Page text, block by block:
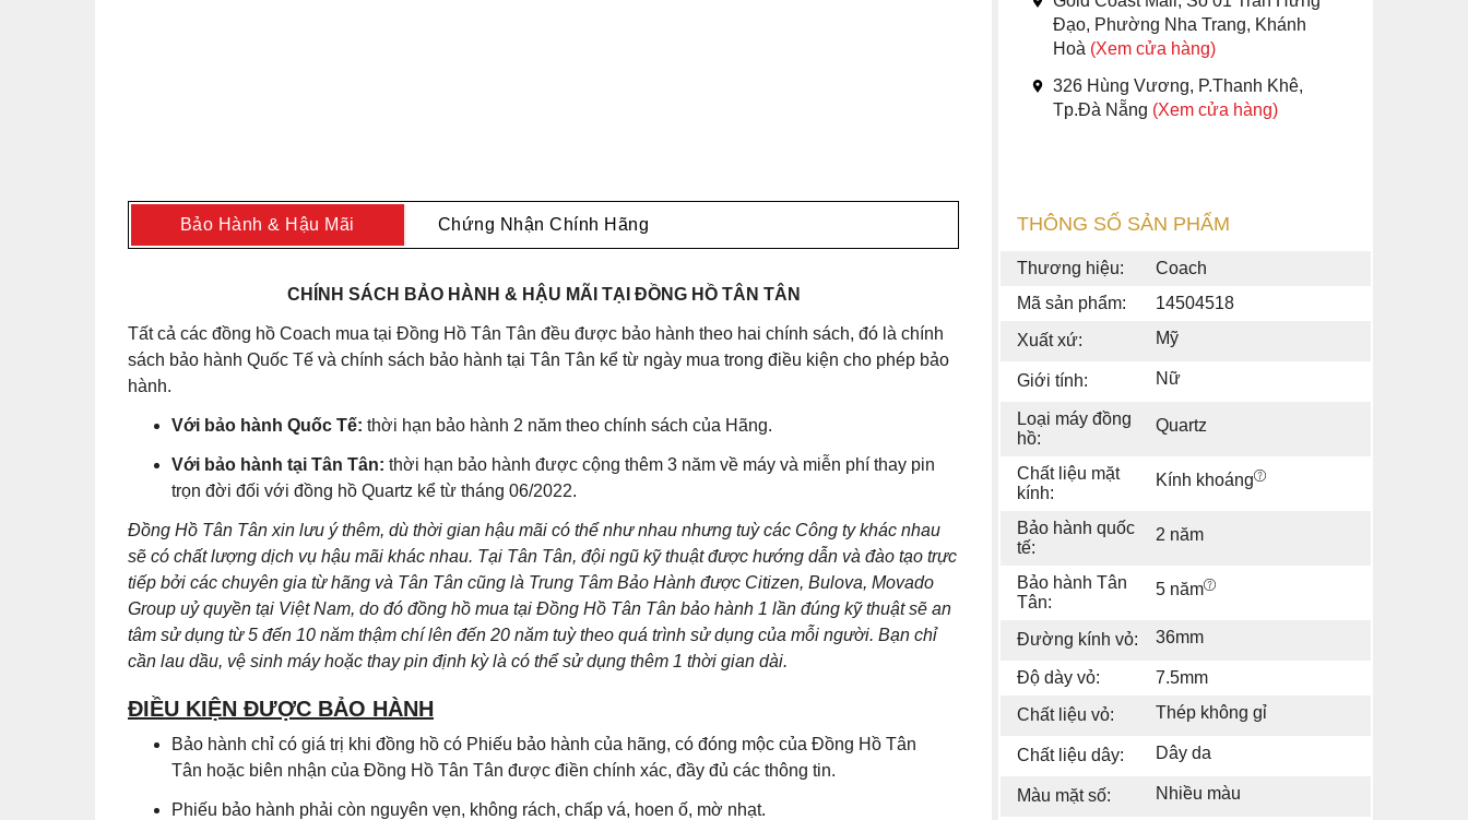
Đạo, Phường Nha Trang, Khánh
Hoà (Xem cửa hàng)
326 Hùng Vương, P.Thanh Khê,
Tp.Đà Nẵng (Xem cửa hàng)
Bảo Hành & Hậu Mãi Chứng Nhận Chính Hãng
CHÍNH SÁCH BẢO HÀNH & HẬU MÃI TẠI ĐỒNG HỒ TÂN TÂN
Tất cả các đồng hồ Coach mua tại Đồng Hồ Tân Tân đều được bảo hành theo hai chính sách, đó là chính
sách bảo hành Quốc Tế và chính sách bảo hành tại Tân Tân kể từ ngày mua trong điều kiện cho phép bảo
hành.
Với bảo hành Quốc Tế: thời hạn bảo hành 2 năm theo chính sách của Hãng.
Với bảo hành tại Tân Tân: thời hạn bảo hành được cộng thêm 3 năm về máy và miễn phí thay pin
trọn đời đối với đồng hồ Quartz kể từ tháng 06/2022.
Đồng Hồ Tân Tân xin lưu ý thêm, dù thời gian hậu mãi có thể như nhau nhưng tuỳ các Công ty khác nhau
sẽ có chất lượng dịch vụ hậu mãi khác nhau. Tại Tân Tân, đội ngũ kỹ thuật được hướng dẫn và đào tạo trực
tiếp bởi các chuyên gia từ hãng và Tân Tân cũng là Trung Tâm Bảo Hành được Citizen, Bulova, Movado
Group uỷ quyền tại Việt Nam, do đó đồng hồ mua tại Đồng Hồ Tân Tân bảo hành 1 lần đúng kỹ thuật sẽ an
tâm sử dụng từ 5 đến 10 năm thậm chí lên đến 20 năm tuỳ theo quá trình sử dụng của mỗi người. Bạn chỉ
cần lau dầu, vệ sinh máy hoặc thay pin định kỳ là có thể sử dụng thêm 1 thời gian dài.
ĐIỀU KIỆN ĐƯỢC BẢO HÀNH
Bảo hành chỉ có giá trị khi đồng hồ có Phiếu bảo hành của hãng, có đóng mộc của Đồng Hồ Tân
Tân hoặc biên nhận của Đồng Hồ Tân Tân được điền chính xác, đầy đủ các thông tin.
Phiếu bảo hành phải còn nguyên vẹn, không rách, chấp vá, hoen ố, mờ nhạt.
THÔNG SỐ SẢN PHẨM
Thương hiệu:
Coach
Mã sản phẩm:
14504518
Xuất xứ:
Mỹ
Giới tính: Nữ
Loại máy đồng
hồ:
Quartz
Chất liệu mặt
kính:
Kính khoáng
Bảo hành quốc
tế:
2 năm
Bảo hành Tân
Tân:
5 năm
Đường kính vỏ: 36mm
Độ dày vỏ:
7.5mm
Chất liệu vỏ:
Thép không gỉ
Chất liệu dây: Dây da
Màu mặt số: Nhiều màu